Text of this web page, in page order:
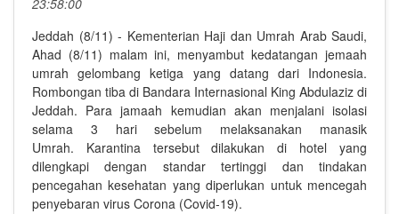
23:58:00
Jeddah (8/11) - Kementerian Haji dan Umrah Arab Saudi,
Ahad (8/11) malam ini, menyambut kedatangan jemaah
umrah gelombang ketiga yang datang dari Indonesia.
Rombongan tiba di Bandara Internasional King Abdulaziz di
Jeddah. Para jamaah kemudian akan menjalani isolasi
selama 3 hari sebelum melaksanakan manasik
Umrah. Karantina tersebut dilakukan di hotel yang
dilengkapi dengan standar tertinggi dan tindakan
pencegahan kesehatan yang diperlukan untuk mencegah
penyebaran virus Corona (Covid-19).